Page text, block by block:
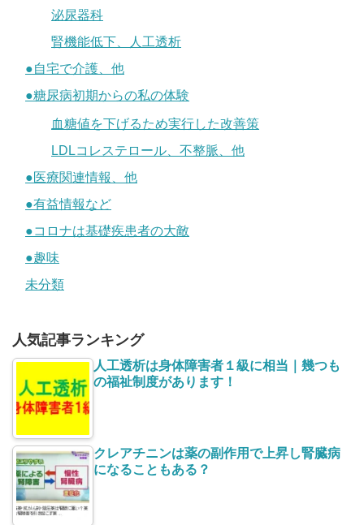
泌尿器科
腎機能低下、人工透析
●自宅で介護、他
●糖尿病初期からの私の体験
血糖値を下げるため実行した改善策
LDLコレステロール、不整脈、他
●医療関連情報、他
●有益情報など
●コロナは基礎疾患者の大敵
●趣味
未分類
人気記事ランキング
人工透析は身体障害者１級に相当｜幾つも
の福祉制度があります！
クレアチニンは薬の副作用で上昇し腎臓病
になることもある？